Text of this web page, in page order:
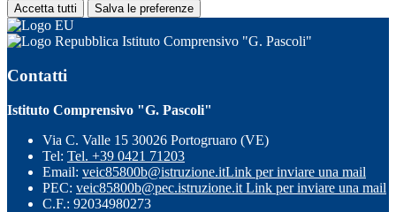
Accetta tutti Salva le preferenze
Istituto Comprensivo "G. Pascoli"
Contatti
Istituto Comprensivo "G. Pascoli"
Via C. Valle 15 30026 Portogruaro (VE)
Tel: Tel. +39 0421 71203
Email: veic85800b@istruzione.itLink per inviare una mail
PEC: veic85800b@pec.istruzione.it Link per inviare una mail
C.F.: 92034980273